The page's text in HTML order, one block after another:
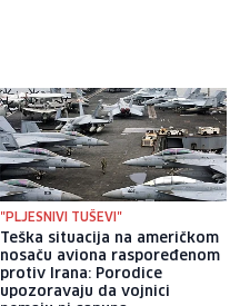
"PLJESNIVI TUŠEVI"
Teška situacija na američkom
nosaču aviona raspoređenom
protiv Irana: Porodice
upozoravaju da vojnici